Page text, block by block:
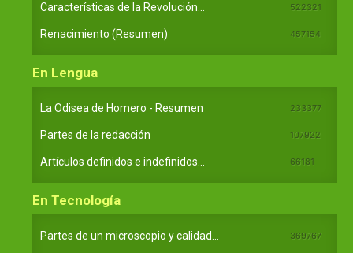
Características de la Revolución... 522321
Renacimiento (Resumen) 457154
En Lengua
La Odisea de Homero - Resumen 233377
Partes de la redacción 107922
Artículos definidos e indefinidos... 66181
En Tecnología
Partes de un microscopio y calidad... 369767